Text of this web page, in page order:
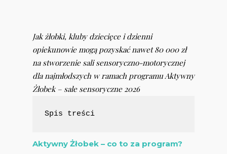
Jak żłobki, kluby dziecięce i dzienni
opiekunowie mogą pozyskać nawet 80 000 zł
na stworzenie sali sensoryczno-motorycznej
dla najmłodszych w ramach programu Aktywny
Żłobek – sale sensoryczne 2026
Spis treści
Aktywny Żłobek – co to za program?